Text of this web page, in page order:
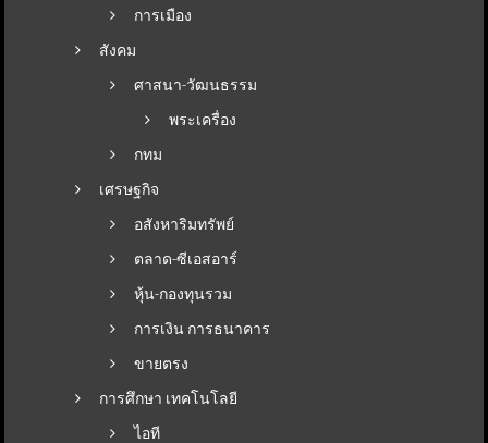
การเมือง
สังคม
ศาสนา-วัฒนธรรม
พระเครื่อง
กทม
เศรษฐกิจ
อสังหาริมทรัพย์
ตลาด-ซีเอสอาร์
หุ้น-กองทุนรวม
การเงิน การธนาคาร
ขายตรง
การศึกษา เทคโนโลยี
ไอที